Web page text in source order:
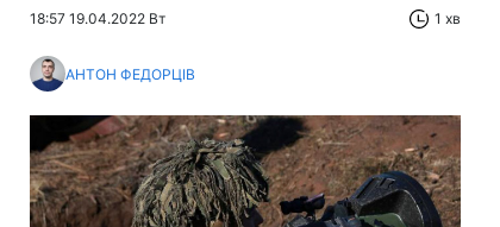
18:57 19.04.2022 Вт 1 хв
АНТОН ФЕДОРЦІВ